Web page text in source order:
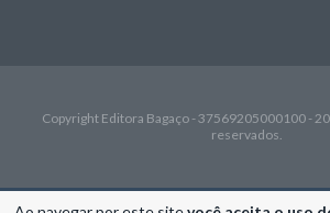
Copyright Editora Bagaço - 37569205000100 -
reservados.